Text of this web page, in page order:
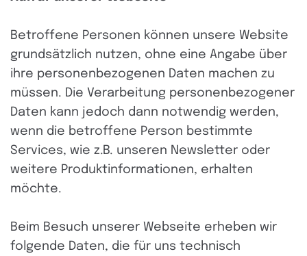
Betroffene Personen können unsere Website
grundsätzlich nutzen, ohne eine Angabe über
ihre personenbezogenen Daten machen zu
müssen. Die Verarbeitung personenbezogener
Daten kann jedoch dann notwendig werden,
wenn die betroffene Person bestimmte
Services, wie z.B. unseren Newsletter oder
weitere Produktinformationen, erhalten
möchte.
Beim Besuch unserer Webseite erheben wir
folgende Daten, die für uns technisch